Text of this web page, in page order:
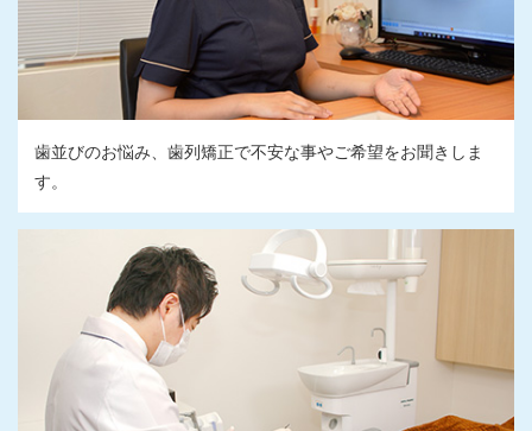
歯並びのお悩み、歯列矯正で不安な事やご希望をお聞きしま
す。